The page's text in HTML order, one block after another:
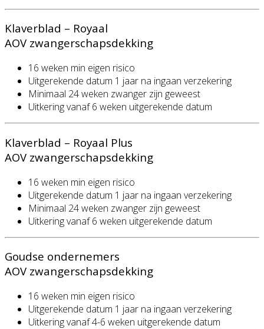
Klaverblad – Royaal
AOV zwangerschapsdekking
16 weken min eigen risico
Uitgerekende datum 1 jaar na ingaan verzekering
Minimaal 24 weken zwanger zijn geweest
Uitkering vanaf 6 weken uitgerekende datum
Klaverblad – Royaal Plus
AOV zwangerschapsdekking
16 weken min eigen risico
Uitgerekende datum 1 jaar na ingaan verzekering
Minimaal 24 weken zwanger zijn geweest
Uitkering vanaf 6 weken uitgerekende datum
Goudse ondernemers
AOV zwangerschapsdekking
16 weken min eigen risico
Uitgerekende datum 1 jaar na ingaan verzekering
Uitkering vanaf 4-6 weken uitgerekende datum